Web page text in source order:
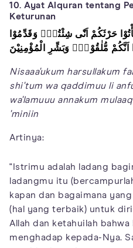
10. Ayat Alquran tentang
Keturunan
حَرْثَكُمْ اَنّٰى شِئْتُمْۖ وَقَدِّمُوْا
اَنَّكُمْ مُّلٰقُوْهُۗ وَبَشِّرِ الْمُؤْمِنِيْنَ
Nisaaa'ukum harsullakum
shi'tum wa qaddimuu li
wa'lamuuu annakum
'miniin
Artinya:
"Istrimu adalah ladang
ladangmu itu
kapan dan bagaimana
(hal yang terbaik) untuk
Allah dan ketahuilah bahwa
menghadap kepada-Nya.